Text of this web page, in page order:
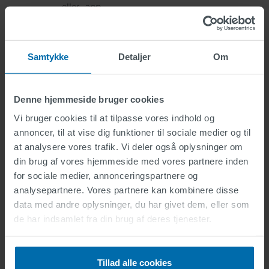
Samtykke Detaljer Om
Denne hjemmeside bruger cookies
Vi bruger cookies til at tilpasse vores indhold og
annoncer, til at vise dig funktioner til sociale medier og til
at analysere vores trafik. Vi deler også oplysninger om
din brug af vores hjemmeside med vores partnere inden
for sociale medier, annonceringspartnere og
analysepartnere. Vores partnere kan kombinere disse
data med andre oplysninger, du har givet dem, eller som
de har indsamlet fra din brug af deres tjenester.
Tillad alle cookies
eller -app.
Dette er hvad der gør SWARCO-
Den her beskrevne prognose kan behandle
alle typer vejkryds og kontroller uden at vide
eller programmeres. Det er derfor universelt
og overførbart. SWARCO-prognosen er et
selvlærende system og evaluerer også sig
Vi og vores projektpartnere kender til
potentialet i denne teknologi - nu er vi kun
nødt til at håbe, at mange flere byer vil give
det grønne lys til Green Wave ...